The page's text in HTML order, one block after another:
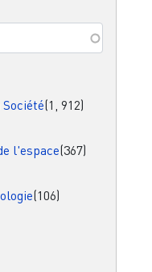
(1, 912)
l'espace(367)
(106)